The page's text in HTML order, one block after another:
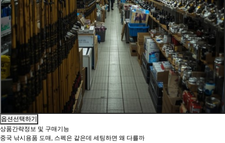
옵션선택하기
상품간략정보 및 구매기능
중국 낚시용품 도매, 스펙은 같은데 세팅하면 왜 다를까